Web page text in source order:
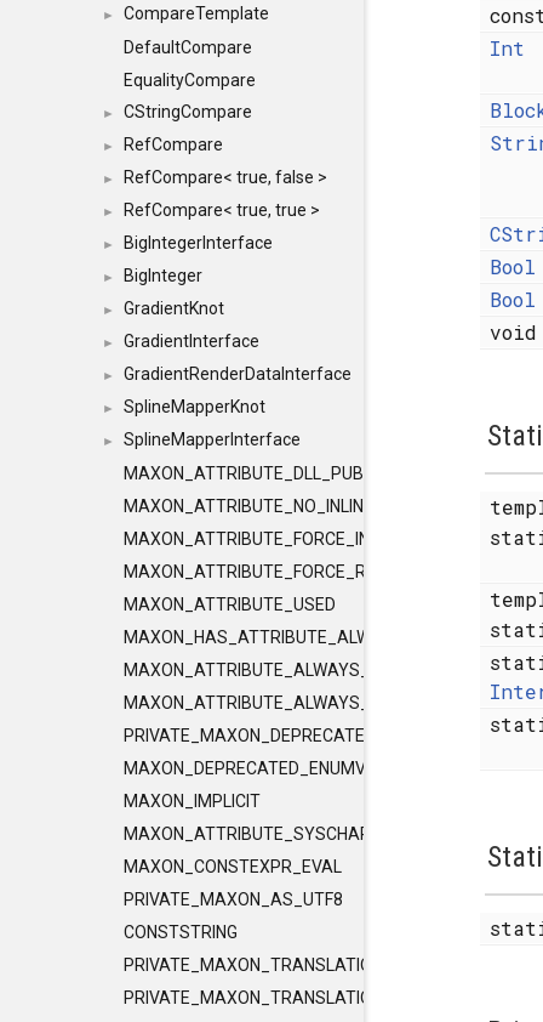
►
CompareTemplate
DefaultCompare
EqualityCompare
► CStringCompare
► RefCompare
► RefCompare< true, false >
► RefCompare< true, true >
► BigIntegerInterface
► BigInteger
► GradientKnot
► GradientInterface
► GradientRenderDataInterface
► SplineMapperKnot
►
SplineMapperInterface
MAXON_ATTRIBUTE_DLL_PUBLIC
MAXON_ATTRIBUTE_NO_INLINE
MAXON_ATTRIBUTE_FORCE_INLINE
MAXON_ATTRIBUTE_FORCE_RELEASE_INLINE
MAXON_ATTRIBUTE_USED
MAXON_HAS_ATTRIBUTE_ALWAYS_CONST
MAXON_ATTRIBUTE_ALWAYS_CONST
MAXON_ATTRIBUTE_ALWAYS_PURE
PRIVATE_MAXON_DEPRECATED_ENUMVALUE
MAXON_DEPRECATED_ENUMVALUE
MAXON_IMPLICIT
MAXON_ATTRIBUTE_SYSCHAR_IS_CHAR
MAXON_CONSTEXPR_EVAL
PRIVATE_MAXON_AS_UTF8
CONSTSTRING
PRIVATE_MAXON_TRANSLATIONUNIT_FLAGS
PRIVATE_MAXON_TRANSLATIONUNIT_FLAGS_2
Int
Bool
Bool